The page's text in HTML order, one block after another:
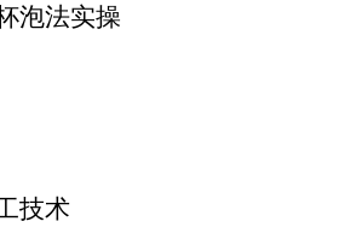
泡法实操
技术